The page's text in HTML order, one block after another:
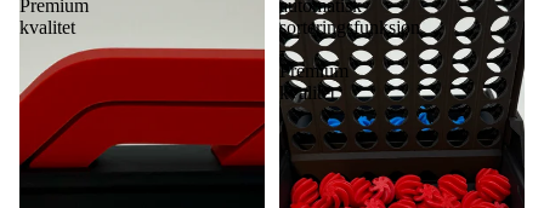
Premium
kvalitet
automatisk
sorteringsfunksjon
-
Premium
kvalitet